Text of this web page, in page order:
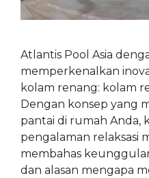
Atlantis Pool Asia
memperkenalkan
kolam renang: kolam
Dengan konsep yang
pantai di rumah Anda,
pengalaman relaksasi
membahas
dan alasan mengapa